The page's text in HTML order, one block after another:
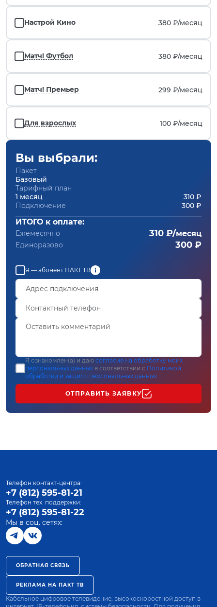
Настрой Кино 380 ₽/месяц
Матч! Футбол 380 ₽/месяц
Матч! Премьер 299 ₽/месяц
Для взрослых 100 ₽/месяц
Вы выбрали:
Пакет
Базовый
Тарифный план
1 месяц
310 ₽
Подключение
300 ₽
ИТОГО к оплате:
Ежемесячно 310 ₽/месяц
Единоразово 300 ₽
Я — абонент ПАКТ ТВ
Я ознакомлен(а) и даю согласие на обработку моих
персональных данных в соответствии с Политикой
обработки и защиты персональных данных
ОТПРАВИТЬ ЗАЯВКУ
Телефон контакт-центра:
+7 (812) 595-81-21
Телефон тех. поддержки:
+7 (812) 595-81-22
Мы в соц. сетях:
ОБРАТНАЯ СВЯЗЬ
РЕКЛАМА НА ПАКТ ТВ
Кабельное цифровое телевидение, высокоскоростной доступ в